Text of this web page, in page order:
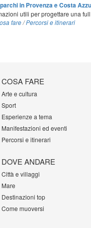
in Provenza e Costa
utili per progettare una
fare/Percorsi e itinerari
COSA FARE
Arte e cultura
Sport
Esperienze a tema
Manifestazioni ed eventi
Percorsi e itinerari
DOVE ANDARE
Città e villaggi
Mare
Destinazioni top
Come muoversi